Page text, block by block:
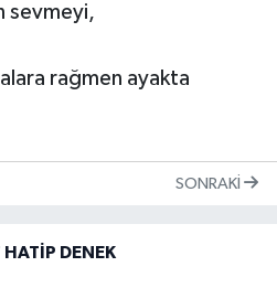
sevmeyi,
rağmen ayakta
SONRAKI
DENEK